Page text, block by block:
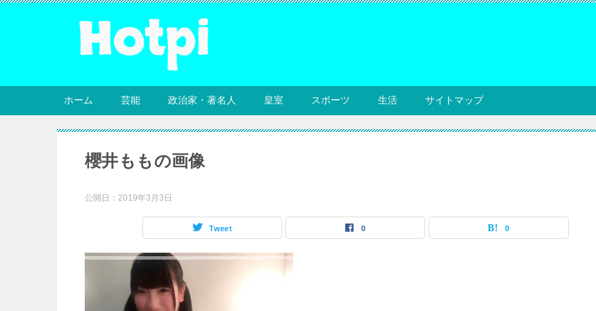
ホーム 芸能 政治家・著名人 皇室 スポーツ 生活 サイトマップ
櫻井ももの画像
公開日： 2019年3月3日
Tweet 0 0